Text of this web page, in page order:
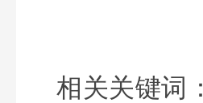
相关关键词：